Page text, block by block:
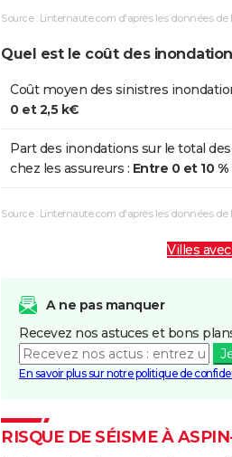
Source : Linternaute.com d'après les données de
Quel est le coût des
Coût moyen des sinistres
0 et 2,5 k€
Part des inondations sur le total
chez les assureurs : Entre 0 et 10 %
Source : Linternaute.com d'après les données de
Villes
A ne pas manquer
Recevez nos astuces et bons
En savoir plus sur notre politique de
RISQUE DE SÉISME À